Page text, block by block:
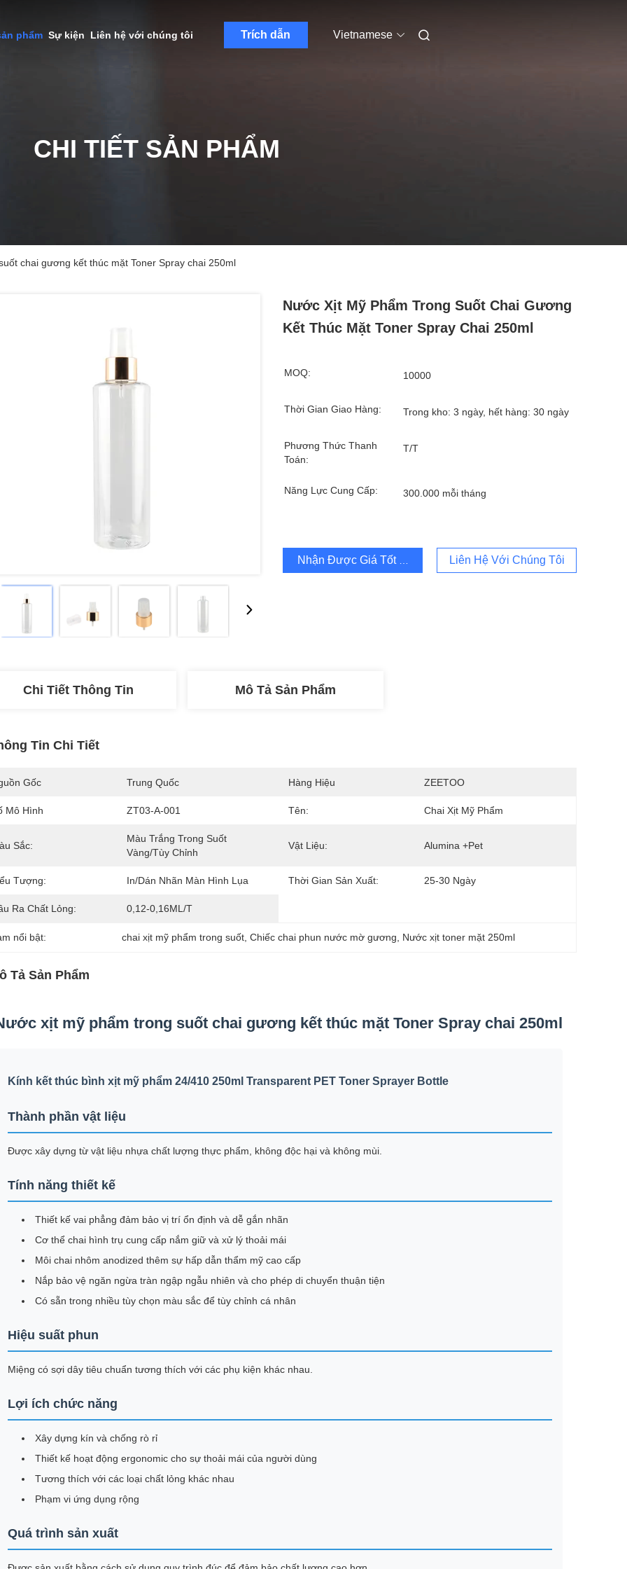
phẩm Sự kiện Liên hệ với chúng tôi Trích dẫn Vietnamese
CHI TIẾT SẢN PHẨM
chai gương kết thúc mặt Toner Spray chai 250ml
Nước Xịt Mỹ Phẩm Trong Suốt Chai Gương
Kết Thúc Mặt Toner Spray Chai 250ml
MOQ: 10000
Thời Gian Giao Hàng: Trong kho: 3 ngày, hết hàng: 30 ngày
Phương Thức Thanh
Toán:
T/T
Năng Lực Cung Cấp: 300.000 mỗi tháng
Nhận Được Giá Tốt Nhất Liên Hệ Với Chúng Tôi
Chi Tiết Thông Tin Mô Tả Sản Phẩm
Tin Chi Tiết
Gốc Trung Quốc Hàng Hiệu ZEETOO
Mô Hình ZT03-A-001 Tên: Chai Xịt Mỹ Phẩm
Sắc:
Màu Trắng Trong Suốt
Vàng/tùy Chỉnh
Vật Liệu: Alumina +Pet
Tượng: In/dán Nhãn Màn Hình Lụa Thời Gian Sản Xuất: 25-30 Ngày
Ra Chất Lỏng: 0,12-0,16ML/T
nổi bật: chai xịt mỹ phẩm trong suốt , Chiếc chai phun nước mờ gương Nước xịt toner mặt 250ml
Tả Sản Phẩm
xịt mỹ phẩm trong suốt chai gương kết thúc mặt Toner Spray chai 250ml
Kính kết thúc bình xịt mỹ phẩm 24/410 250ml Transparent PET Toner Sprayer Bottle
Thành phần vật liệu
Được xây dựng từ vật liệu nhựa chất lượng thực phẩm, không độc hại và không mùi.
Tính năng thiết kế
Thiết kế vai phẳng đảm bảo vị trí ổn định và dễ gắn nhãn
Cơ thể chai hình trụ cung cấp nắm giữ và xử lý thoải mái
Môi chai nhôm anodized thêm sự hấp dẫn thẩm mỹ cao cấp
Nắp bảo vệ ngăn ngừa tràn ngập ngẫu nhiên và cho phép di chuyển thuận tiện
Có sẵn trong nhiều tùy chọn màu sắc để tùy chỉnh cá nhân
Hiệu suất phun
Miệng có sợi dây tiêu chuẩn tương thích với các phụ kiện khác nhau.
Lợi ích chức năng
Xây dựng kín và chống rò rỉ
Thiết kế hoạt động ergonomic cho sự thoải mái của người dùng
Tương thích với các loại chất lỏng khác nhau
Phạm vi ứng dụng rộng
Quá trình sản xuất